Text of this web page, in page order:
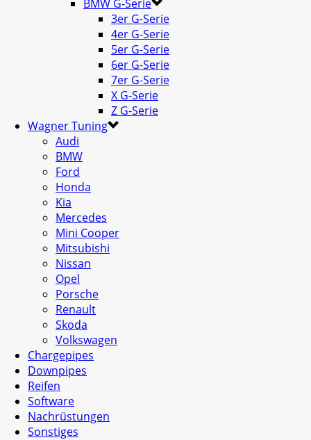
BMW G-Serie
3er G-Serie
4er G-Serie
5er G-Serie
6er G-Serie
7er G-Serie
X G-Serie
Z G-Serie
Wagner Tuning
Audi
BMW
Ford
Honda
Kia
Mercedes
Mini Cooper
Mitsubishi
Nissan
Opel
Porsche
Renault
Skoda
Volkswagen
Chargepipes
Downpipes
Reifen
Software
Nachrüstungen
Sonstiges